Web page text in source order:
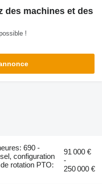
des machines et des
!
690 -
configuration
rotation PTO:
91 000 €
-
250 000 €